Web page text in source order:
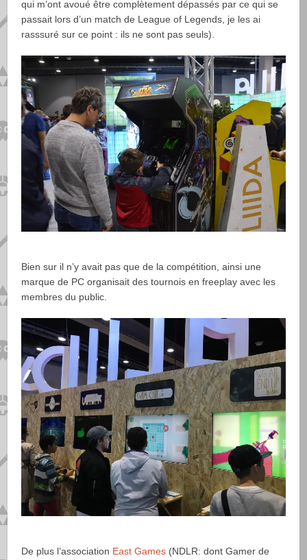
qui m’ont avoué être complètement dépassés par ce qui se
passait lors d’un match de League of Legends, je les ai
rasssuré sur ce point : ils ne sont pas seuls).
Bien sur il n’y avait pas que de la compétition, ainsi une
marque de PC organisait des tournois en freeplay avec les
membres du public.
De plus l’association East Games (NDLR: dont Gamer de